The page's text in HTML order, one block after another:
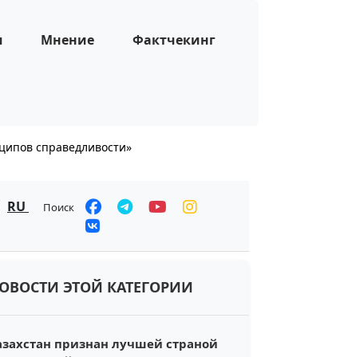
Мнение Фактчекинг
справедливости»
RU Поиск
ЭТОЙ КАТЕГОРИИ
признан лучшей страной